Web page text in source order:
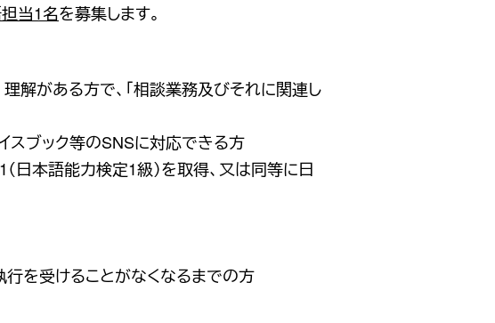
当1名を募集します。
解がある方で、「相談業務及びそれに関連し
スブック等のSNSに対応できる方
日本語能力検定1級）を取得、又は同等に日
を受けることがなくなるまでの方